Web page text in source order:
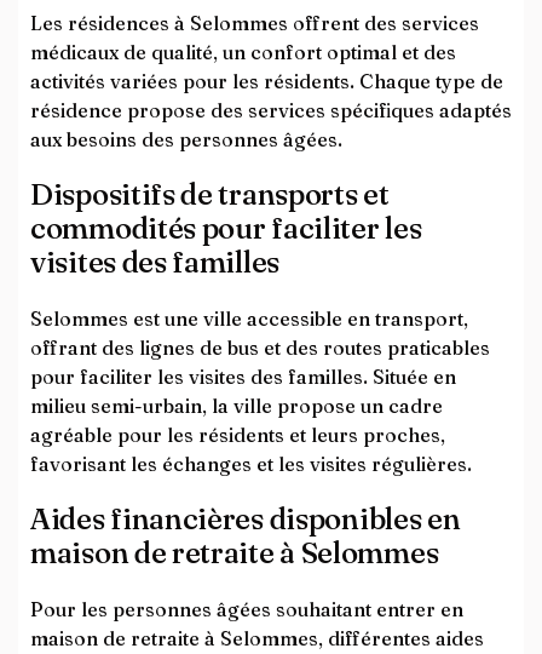
Les résidences à Selommes offrent des services
médicaux de qualité, un confort optimal et des
activités variées pour les résidents. Chaque type de
résidence propose des services spécifiques adaptés
aux besoins des personnes âgées.
Dispositifs de transports et
commodités pour faciliter les
visites des familles
Selommes est une ville accessible en transport,
offrant des lignes de bus et des routes praticables
pour faciliter les visites des familles. Située en
milieu semi-urbain, la ville propose un cadre
agréable pour les résidents et leurs proches,
favorisant les échanges et les visites régulières.
Aides financières disponibles en
maison de retraite à Selommes
Pour les personnes âgées souhaitant entrer en
maison de retraite à Selommes, différentes aides